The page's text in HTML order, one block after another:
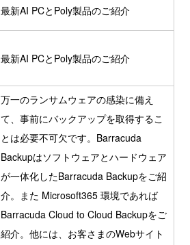
最新AI PCとPoly製品のご紹介
最新AI PCとPoly製品のご紹介
万一のランサムウェアの感染に備え
て、事前にバックアップを取得するこ
とは必要不可欠です。Barracuda
Backupはソフトウェアとハードウェア
が一体化したBarracuda Backupをご紹
介。また Microsoft365 環境であれば
Barracuda Cloud to Cloud Backupをご
紹介。他には、お客さまのWebサイト